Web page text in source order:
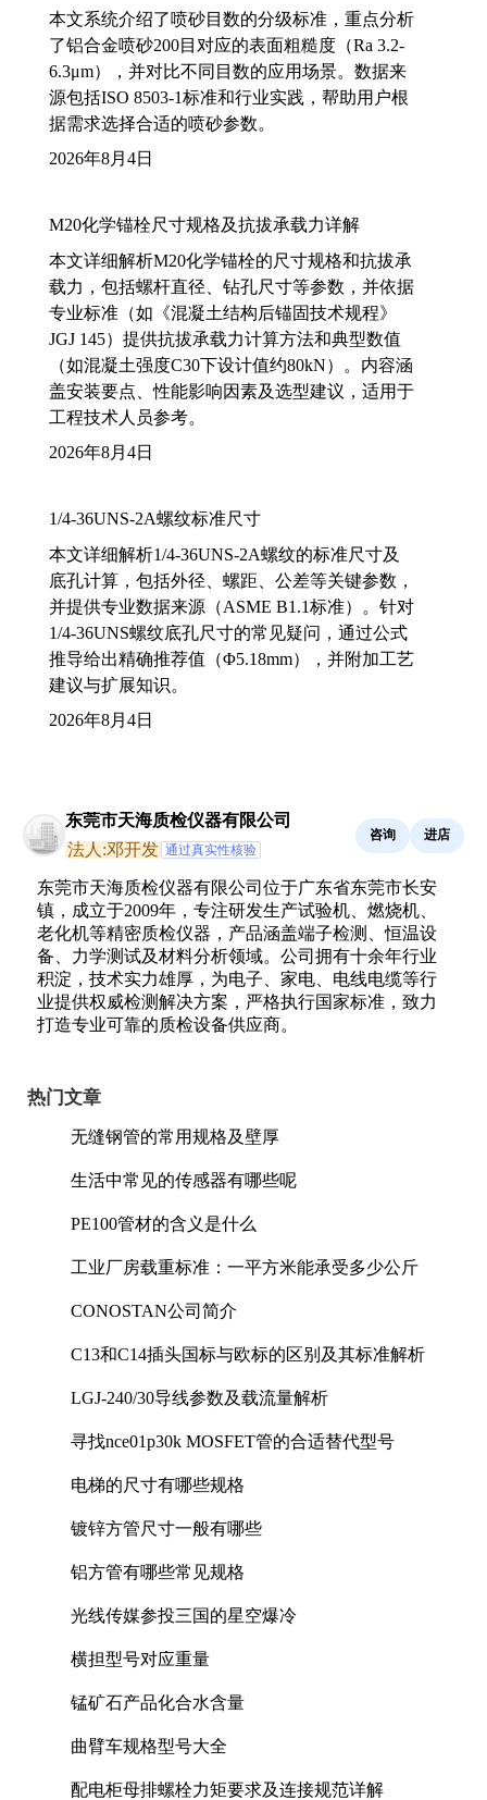
本文系统介绍了喷砂目数的分级标准，重点分析
了铝合金喷砂200目对应的表面粗糙度（Ra 3.2-
6.3μm），并对比不同目数的应用场景。数据来
源包括ISO 8503-1标准和行业实践，帮助用户根
据需求选择合适的喷砂参数。
2026年8月4日
M20化学锚栓尺寸规格及抗拔承载力详解
本文详细解析M20化学锚栓的尺寸规格和抗拔承
载力，包括螺杆直径、钻孔尺寸等参数，并依据
专业标准（如《混凝土结构后锚固技术规程》
JGJ 145）提供抗拔承载力计算方法和典型数值
（如混凝土强度C30下设计值约80kN）。内容涵
盖安装要点、性能影响因素及选型建议，适用于
工程技术人员参考。
2026年8月4日
1/4-36UNS-2A螺纹标准尺寸
本文详细解析1/4-36UNS-2A螺纹的标准尺寸及
底孔计算，包括外径、螺距、公差等关键参数，
并提供专业数据来源（ASME B1.1标准）。针对
1/4-36UNS螺纹底孔尺寸的常见疑问，通过公式
推导给出精确推荐值（Φ5.18mm），并附加工艺
建议与扩展知识。
2026年8月4日
东莞市天海质检仪器有限公司
法人:邓开发 通过真实性核验
咨询 进店
东莞市天海质检仪器有限公司位于广东省东莞市长安
镇，成立于2009年，专注研发生产试验机、燃烧机、
老化机等精密质检仪器，产品涵盖端子检测、恒温设
备、力学测试及材料分析领域。公司拥有十余年行业
积淀，技术实力雄厚，为电子、家电、电线电缆等行
业提供权威检测解决方案，严格执行国家标准，致力
打造专业可靠的质检设备供应商。
热门文章
无缝钢管的常用规格及壁厚
生活中常见的传感器有哪些呢
PE100管材的含义是什么
工业厂房载重标准：一平方米能承受多少公斤
CONOSTAN公司简介
C13和C14插头国标与欧标的区别及其标准解析
LGJ-240/30导线参数及载流量解析
寻找nce01p30k MOSFET管的合适替代型号
电梯的尺寸有哪些规格
镀锌方管尺寸一般有哪些
铝方管有哪些常见规格
光线传媒参投三国的星空爆冷
横担型号对应重量
锰矿石产品化合水含量
曲臂车规格型号大全
配电柜母排螺栓力矩要求及连接规范详解